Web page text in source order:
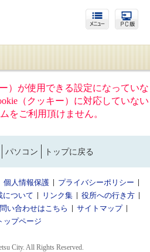
）が使用できる設定になっていな
（クッキー）に対応していない
をご利用頂けません。
パソコン トップに戻る
個人情報保護
プライバシーポリシー
について リンク集
役所への行き方
い合わせはこちら
サイトマップ
ップページ
City. All Rights Reserved.